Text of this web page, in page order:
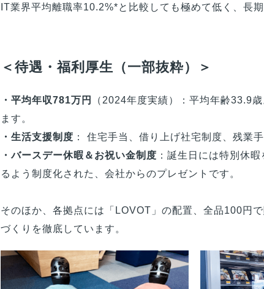
IT業界平均離職率10.2%*と比較しても極めて低く、長
＜待遇・福利厚生（一部抜粋）＞
・平均年収781万円
（2024年度実績）：平均年齢33.9
ます。
・生活支援制度 ： 住宅手当、借り上げ社宅制度、残業
・バースデー休暇＆お祝い金制度 ：誕生日には特別休
るよう制度化された、会社からのプレゼントです。
そのほか、各拠点には「LOVOT」の配置、全品100円
づくりを徹底しています。